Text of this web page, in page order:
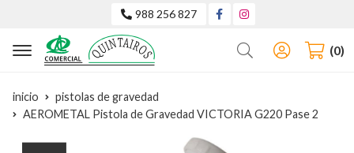
988 256 827
Buscar 0
inicio
pistolas de gravedad
AEROMETAL Pistola de Gravedad VICTORIA G220 Pase 2